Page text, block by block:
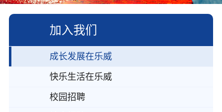
联系我们
加入我们
成长发展在乐威
快乐生活在乐威
校园招聘